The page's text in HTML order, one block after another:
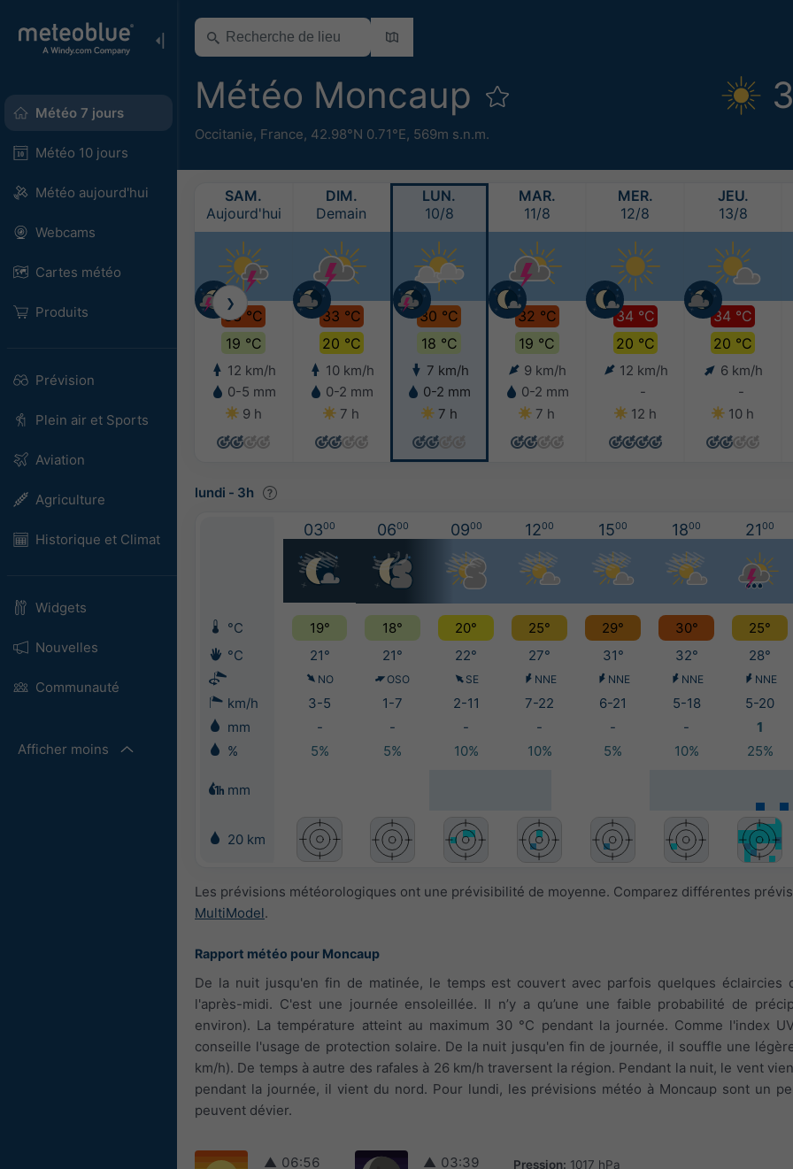
Météo 7 jours
Météo 10 jours
Météo aujourd'hui
Webcams
Cartes météo
Produits
Prévision
Plein air et Sports
Aviation
Agriculture
Historique et Climat
Widgets
Nouvelles
Communauté
Afficher moins
Météo Moncaup
Occitanie, France, 42.98°N 0.71°E, 569m s.n.m.
SAM.
Aujourd'hui
33 °C
19 °C
12 km/h
0-5 mm
9 h
DIM.
Demain
33 °C
20 °C
10 km/h
0-2 mm
7 h
LUN.
10/8
30 °C
18 °C
7 km/h
0-2 mm
7 h
MAR.
11/8
32 °C
19 °C
9 km/h
0-2 mm
7 h
MER.
12/8
34 °C
20 °C
12 km/h
-
12 h
JEU.
13/8
34 °C
20 °C
6 km/h
-
10 h
❯
lundi - 3h
0300 0600 0900 1200 1500 1800 2100
°C 19° 18° 20° 25° 29° 30° 25°
°C
21° 21° 22° 27° 31° 32° 28°
NO OSO SE NNE NNE NNE NNE
km/h 3-5 1-7 2-11 7-22 6-21 5-18 5-20
mm
- - - - - - 1
%
5% 5% 10% 10% 5% 10% 25%
mm
20 km
Les prévisions météorologiques ont une prévisibilité de moyenne. Comparez différentes
MultiModel.
Rapport météo pour Moncaup
De la nuit jusqu'en fin de matinée, le temps est couvert avec parfois quelques éclaircies
l'après-midi. C'est une journée ensoleillée. Il n’y a qu’une une faible probabilité de
environ). La température atteint au maximum 30 °C pendant la journée. Comme l'index
conseille l'usage de protection solaire. De la nuit jusqu'en fin de journée, il souffle une
km/h). De temps à autre des rafales à 26 km/h traversent la région. Pendant la nuit, le vent
pendant la journée, il vient du nord. Pour lundi, les prévisions météo à Moncaup sont un
peuvent dévier.
▲ 06:56
▲ 03:39
Pression: 1017 hPa